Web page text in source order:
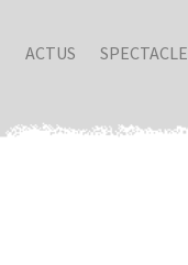
ACTUS SPECTACLE